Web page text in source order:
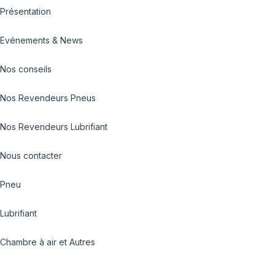
Présentation
Evénements & News
Nos conseils
Nos Revendeurs Pneus
Nos Revendeurs Lubrifiant
Nous contacter
Pneu
Lubrifiant
Chambre à air et Autres